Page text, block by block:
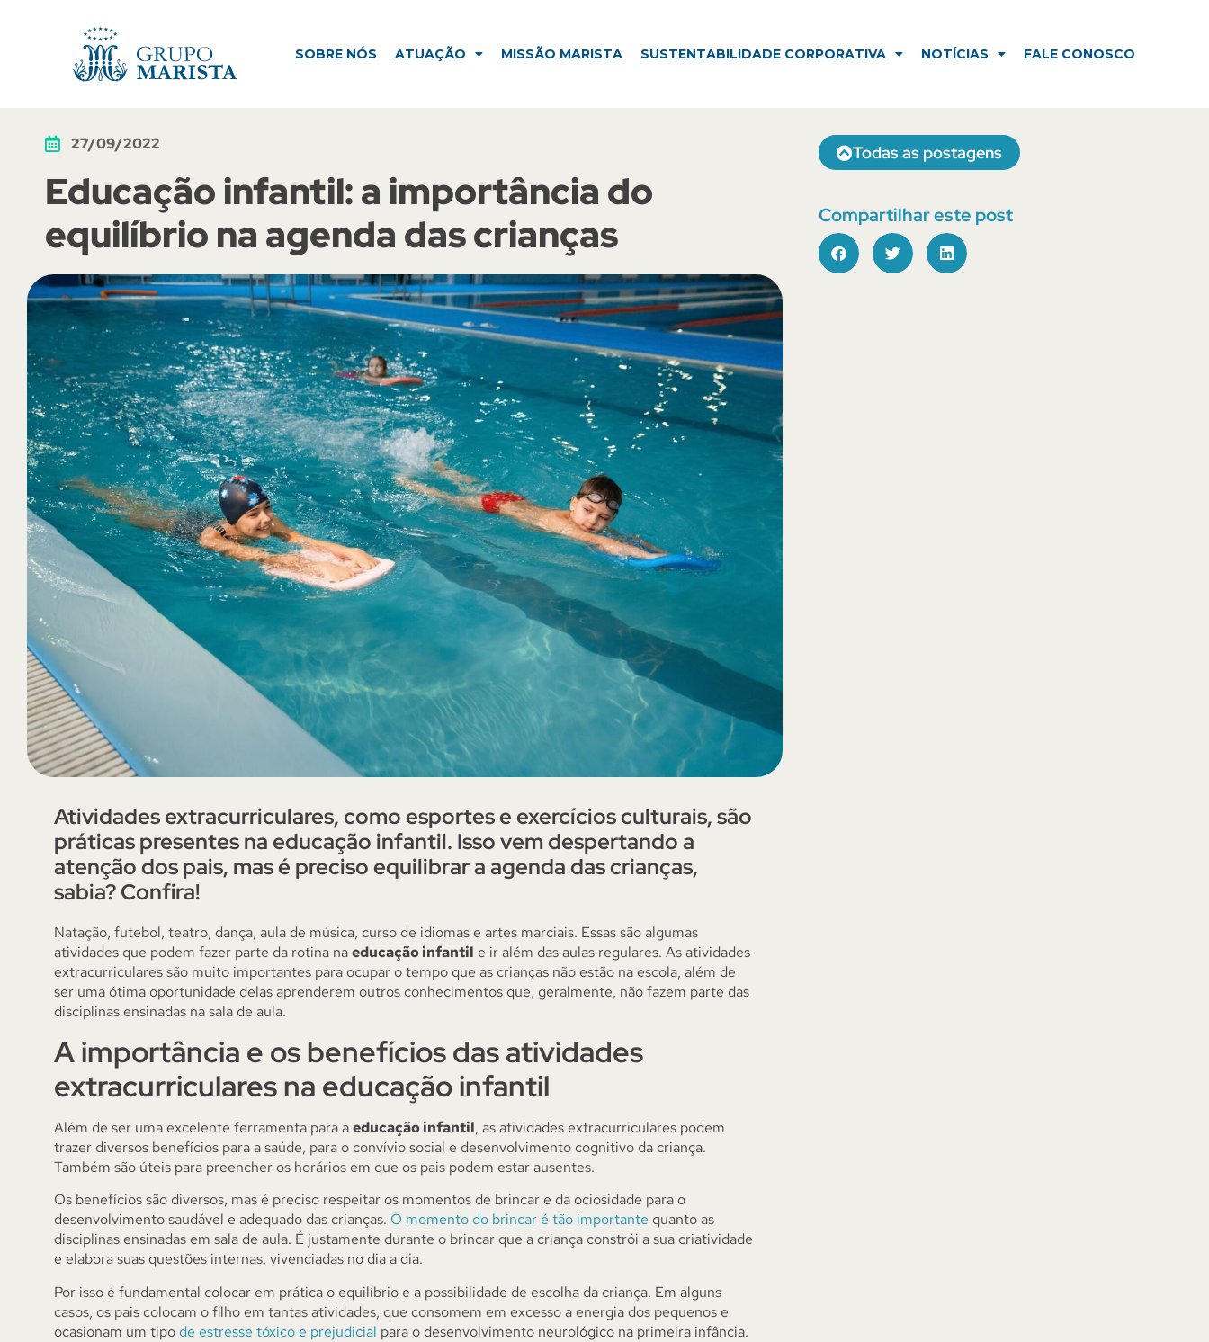
SOBRE NÓS ATUAÇÃO MISSÃO MARISTA SUSTENTABILIDADE CORPORATIVA NOTÍCIAS FALE CONOSCO
27/09/2022
Educação infantil: a importância do
equilíbrio na agenda das crianças
Atividades extracurriculares, como esportes e exercícios culturais, são
práticas presentes na educação infantil. Isso vem despertando a
atenção dos pais, mas é preciso equilibrar a agenda das crianças,
sabia? Confira!
Natação, futebol, teatro, dança, aula de música, curso de idiomas e artes marciais. Essas são algumas
atividades que podem fazer parte da rotina naeducação infantil e ir além das aulas regulares. As atividades
extracurriculares são muito importantes para ocupar o tempo que as crianças não estão na escola, além de
ser uma ótima oportunidade delas aprenderem outros conhecimentos que, geralmente, não fazem parte das
disciplinas ensinadas na sala de aula.
A importância e os benefícios das atividades
extracurriculares na educação infantil
Além de ser uma excelente ferramenta para aeducação infantil, as atividades extracurriculares podem
trazer diversos benefícios para a saúde, para o convívio social e desenvolvimento cognitivo da criança.
Também são úteis para preencher os horários em que os pais podem estar ausentes.
Os benefícios são diversos, mas é preciso respeitar os momentos de brincar e da ociosidade para o
desenvolvimento saudável e adequado das crianças. O momento do brincar é tão importante quanto as
disciplinas ensinadas em sala de aula. É justamente durante o brincar que a criança constrói a sua criatividade
e elabora suas questões internas, vivenciadas no dia a dia.
Por isso é fundamental colocar em prática o equilíbrio e a possibilidade de escolha da criança. Em alguns
casos, os pais colocam o filho em tantas atividades, que consomem em excesso a energia dos pequenos e
ocasionam um tipode estresse tóxico e prejudicial para o desenvolvimento neurológico na primeira infância.
Todas as postagens
Compartilhar este post